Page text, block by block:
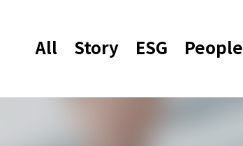
All Story ESG People